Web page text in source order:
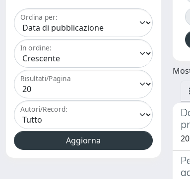
Ordina per:
In ordine:
Risultati/Pagina
Autori/Record: